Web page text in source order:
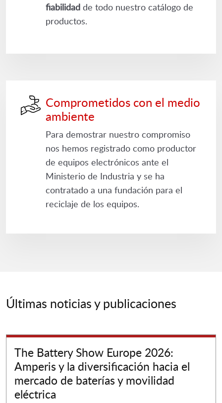
fiabilidad de todo nuestro catálogo de
productos.
Comprometidos con el medio
ambiente
Para demostrar nuestro compromiso
nos hemos registrado como productor
de equipos electrónicos ante el
Ministerio de Industria y se ha
contratado a una fundación para el
reciclaje de los equipos.
Últimas noticias y publicaciones
The Battery Show Europe 2026:
Amperis y la diversificación hacia el
mercado de baterías y movilidad
eléctrica